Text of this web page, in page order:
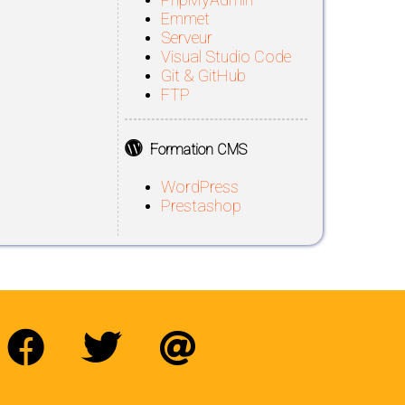
Emmet
Serveur
Visual Studio Code
Git & GitHub
FTP
Formation CMS
WordPress
Prestashop